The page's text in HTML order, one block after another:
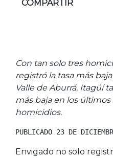
COMPARTIR
Con tan solo tres
registró la tasa más
Valle de Aburrá. Itagüí
más baja en los últimos
homicidios.
PUBLICADO 23 DE
Envigado no solo